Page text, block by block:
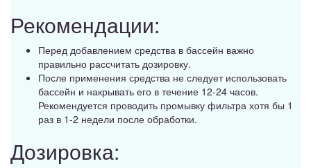
Рекомендации:
Перед добавлением средства в бассейн важно
правильно рассчитать дозировку.
После применения средства не следует использовать
бассейн и накрывать его в течение 12-24 часов.
Рекомендуется проводить промывку фильтра хотя бы 1
раз в 1-2 недели после обработки.
Дозировка: